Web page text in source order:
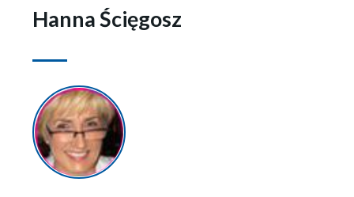
Hanna Ścięgosz